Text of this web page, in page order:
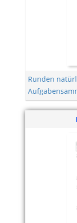
Runden